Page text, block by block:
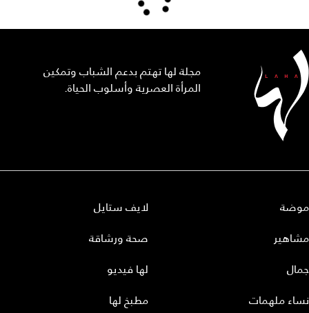
مجلة لها تهتم بدعم الشباب وتمكين
المرأة العصرية وأسلوب الحياة.
موضة
مشاهير
جمال
نساء ملهمات
لايف ستايل
صحة ورشاقة
لها فيديو
مطبخ لها